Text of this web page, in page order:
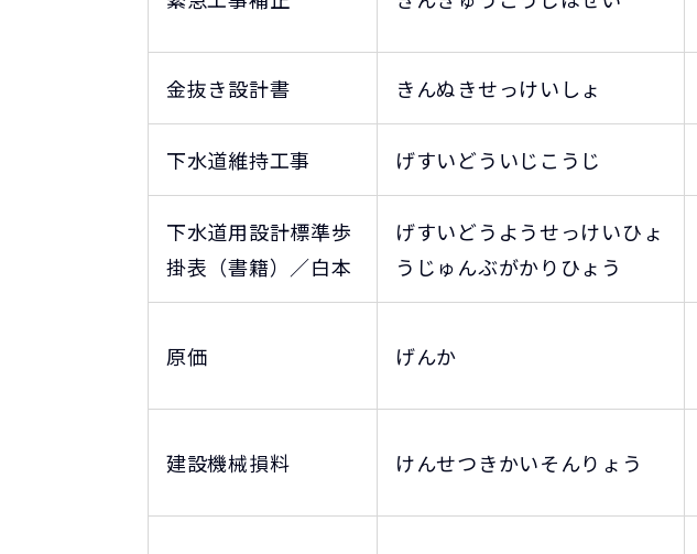
金抜き設計書 きんぬきせっけいしょ
下水道維持工事 げすいどういじこうじ
下水道用設計標準歩
掛表（書籍）／白本
げすいどうようせっけいひょ
うじゅんぶがかりひょう
原価 げんか
建設機械損料 けんせつきかいそんりょう